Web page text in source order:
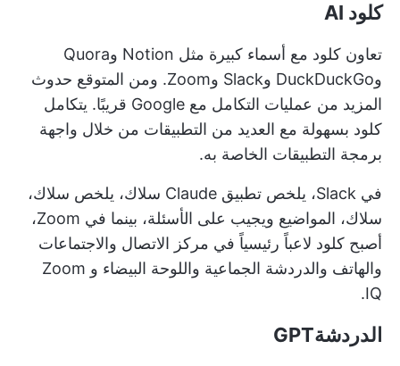
كلود AI
تعاون كلود مع أسماء كبيرة مثل Notion وQuora
وDuckDuckGo وSlack وZoom. ومن المتوقع حدوث
المزيد من عمليات التكامل مع Google قريبًا. يتكامل
كلود بسهولة مع العديد من التطبيقات من خلال واجهة
برمجة التطبيقات الخاصة به.
في Slack، يلخص تطبيق Claude سلاك، يلخص سلاك،
سلاك، المواضيع ويجيب على الأسئلة، بينما في Zoom،
أصبح كلود لاعباً رئيسياً في مركز الاتصال والاجتماعات
والهاتف والدردشة الجماعية واللوحة البيضاء و Zoom
IQ.
الدردشةGPT